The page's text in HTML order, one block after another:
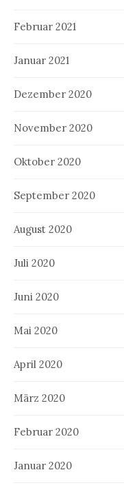
Februar 2021
Januar 2021
Dezember 2020
November 2020
Oktober 2020
September 2020
August 2020
Juli 2020
Juni 2020
Mai 2020
April 2020
März 2020
Februar 2020
Januar 2020